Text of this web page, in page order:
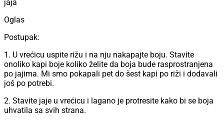
jaja
Oglas
Postupak:
1. U vrećicu uspite rižu i na nju nakapajte boju. Stavite
onoliko kapi boje koliko želite da boja bude rasprostranjena
po jajima. Mi smo pokapali pet do šest kapi po riži i dodavali
još po potrebi.
2. Stavite jaje u vrećicu i lagano je protresite kako bi se boja
uhvatila sa svih strana.